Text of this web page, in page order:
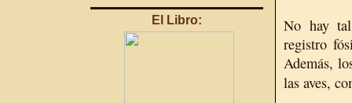
El Libro:
No hay
registro
Además,
las aves,